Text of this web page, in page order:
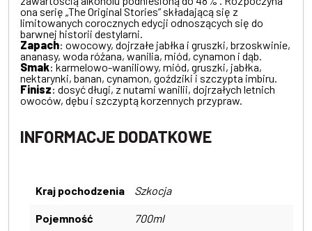
ona serię „The Original Stories” składającą się z
limitowanych corocznych edycji odnoszących się do
barwnej historii destylarni.
Zapach: owocowy, dojrzałe jabłka i gruszki, brzoskwinie,
ananasy, woda różana, wanilia, miód, cynamon i dąb.
Smak: karmelowo-waniliowy, miód, gruszki, jabłka,
nektarynki, banan, cynamon, goździki i szczypta imbiru.
Finisz: dosyć długi, z nutami wanilii, dojrzałych letnich
owoców, dębu i szczyptą korzennych przypraw.
INFORMACJE DODATKOWE
Kraj pochodzenia Szkocja
Pojemność 700ml